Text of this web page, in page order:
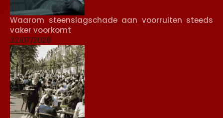
Waarom steenslagschade aan voorruiten steeds
vaker voorkomt
22/07/2026